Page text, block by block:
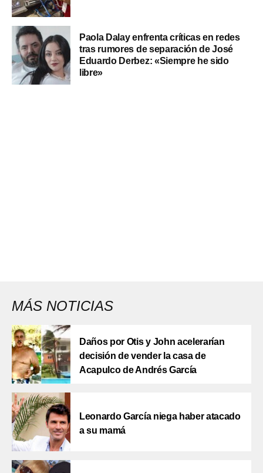
Paola Dalay enfrenta críticas en redes
tras rumores de separación de José
Eduardo Derbez: «Siempre he sido
libre»
MÁS NOTICIAS
Daños por Otis y John acelerarían
decisión de vender la casa de
Acapulco de Andrés García
Leonardo García niega haber atacado
a su mamá